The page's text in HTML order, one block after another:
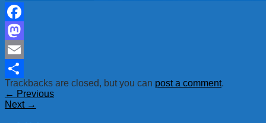
Facebook
Mastodon
Email
Share
Trackbacks are closed, but you can post a comment.
← Previous
Next →